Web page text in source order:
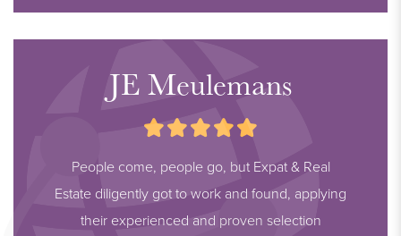
JE Meulemans
People come, people go, but Expat & Real
Estate diligently got to work and found, applying
their experienced and proven selection